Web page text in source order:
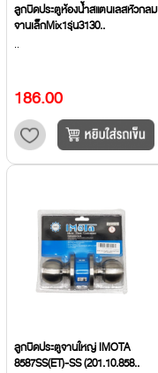
ลูกบิดประตูห้องน้ำสแตนเลสหัวกลม
จานเล็กMix1รุ่น3130..
..
186.00
ลูกบิดประตูจานใหญ่ IMOTA
8587SS(ET)-SS (201.10.858..